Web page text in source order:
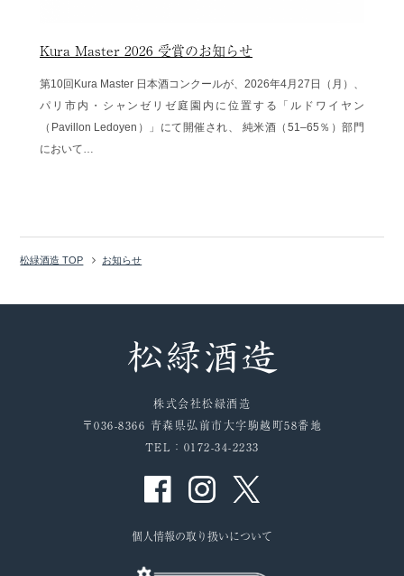
Kura Master 2026 受賞のお知らせ
第10回Kura Master 日本酒コンクールが、2026年4月27日（月）、
パリ市内・シャンゼリゼ庭園内に位置する「ルドワイヤン
（Pavillon Ledoyen）」にて開催され、 純米酒（51–65％）部門
において…
松緑酒造 TOP お知らせ
株式会社松緑酒造
〒036-8366 青森県弘前市大字駒越町58番地
TEL：0172-34-2233
個人情報の取り扱いについて